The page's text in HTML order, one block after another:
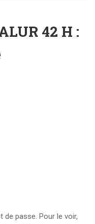
42 H :
passe. Pour le voir,